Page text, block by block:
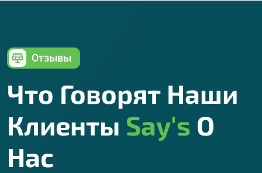
Отзывы
Что Говорят Наши
Клиенты Say's О
Нас